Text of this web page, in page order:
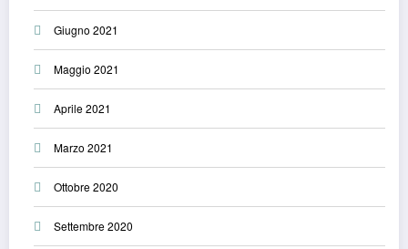
Giugno 2021
Maggio 2021
Aprile 2021
Marzo 2021
Ottobre 2020
Settembre 2020